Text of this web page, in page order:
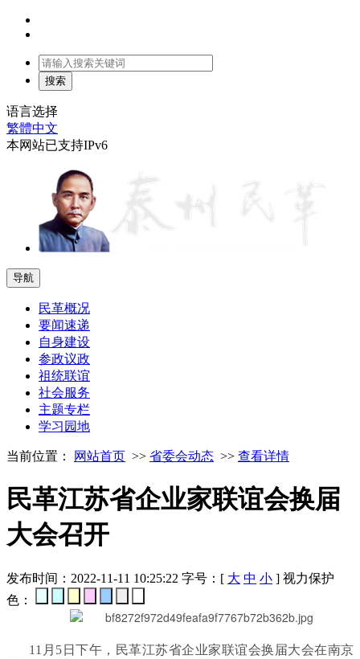
语言选择
繁體中文
本网站已支持IPv6
导航
民革概况
要闻速递
自身建设
参政议政
祖统联谊
社会服务
主题专栏
学习园地
当前位置： 网站首页 >> 省委会动态 >> 查看详情
民革江苏省企业家联谊会换届
大会召开
发布时间：2022-11-11 10:25:22 字号：[ 大 中 小 ] 视力保护
色：
11月5日下午，民革江苏省企业家联谊会换届大会在南京